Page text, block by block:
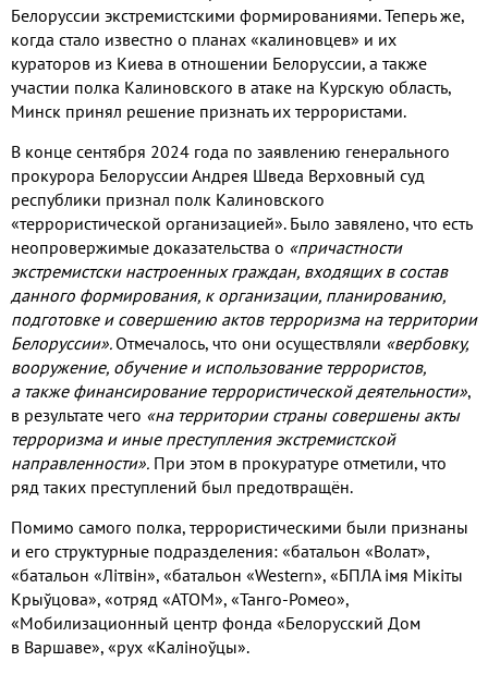
Белоруссии экстремистскими формированиями. Теперь же,
когда стало известно о планах «калиновцев» и их
кураторов из Киева в отношении Белоруссии, а также
участии полка Калиновского в атаке на Курскую область,
Минск принял решение признать их террористами.
В конце сентября 2024 года по заявлению генерального
прокурора Белоруссии Андрея Шведа Верховный суд
республики признал полк Калиновского
«террористической организацией». Было завялено, что есть
неопровержимые доказательства о «причастности
экстремистски настроенных граждан, входящих в состав
данного формирования, к организации, планированию,
подготовке и совершению актов терроризма на территории
Белоруссии».Отмечалось, что они осуществляли «вербовку,
вооружение, обучение и использование террористов,
а также финансирование террористической деятельности»,
в результате чего «на территории страны совершены акты
терроризма и иные преступления экстремистской
направленности». При этом в прокуратуре отметили, что
ряд таких преступлений был предотвращён.
Помимо самого полка, террористическими были признаны
и его структурные подразделения: «батальон «Волат»,
«батальон «Літвін», «батальон «Western», «БПЛА імя Мікіты
Крыўцова», «отряд «АТОМ», «Танго-Ромео»,
«Мобилизационный центр фонда «Белорусский Дом
в Варшаве», «рух «Каліноўцы».